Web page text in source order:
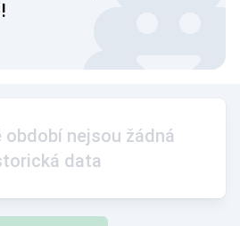
období nejsou žádná
data